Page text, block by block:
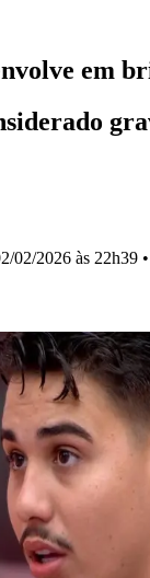
em
02/2026 às 22h39 •